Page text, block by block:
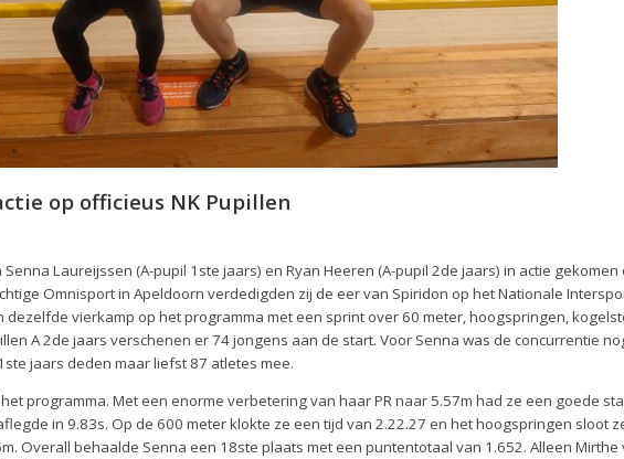
op officieus NK Pupillen
Laureijssen (A-pupil 1ste jaars) en Ryan Heeren (A-pupil 2de jaars) in actie gekomen
Omnisport in Apeldoorn verdedigden zij de eer van Spiridon op het Nationale
dezelfde vierkamp op het programma met een sprint over 60 meter, hoogspringen,
A 2de jaars verschenen er 74 jongens aan de start. Voor Senna was de concurrentie
jaars deden maar liefst 87 atletes mee.
programma. Met een enorme verbetering van haar PR naar 5.57m had ze een goede
in 9.83s. Op de 600 meter klokte ze een tijd van 2.22.27 en het hoogspringen sloot
Overall behaalde Senna een 18ste plaats met een puntentotaal van 1.652. Alleen Mirthe